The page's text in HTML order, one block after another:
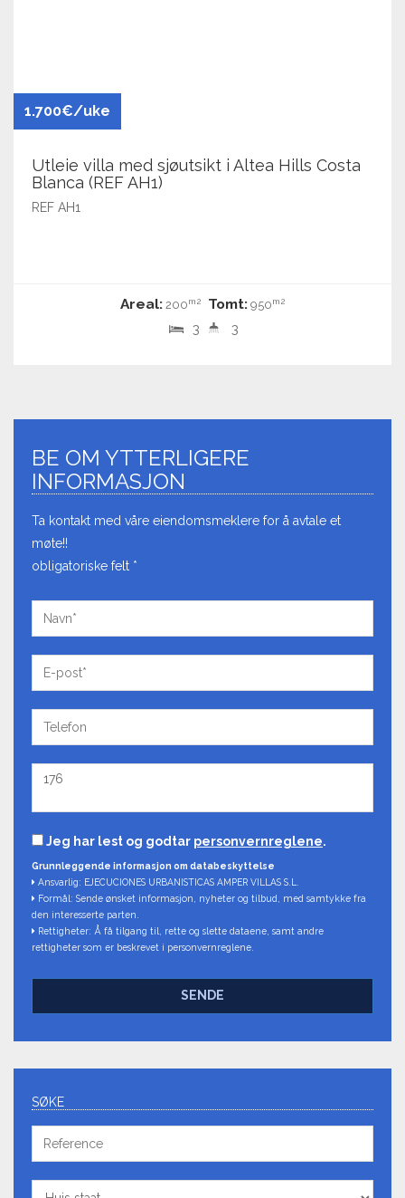
1.700€/uke
Utleie villa med sjøutsikt i Altea Hills Costa
Blanca (REF AH1)
REF AH1
Areal: 200m2 Tomt: 950m2
3 3
BE OM YTTERLIGERE
INFORMASJON
Ta kontakt med våre eiendomsmeklere for å avtale et
møte!!
obligatoriske felt *
Jeg har lest og godtar personvernreglene.
Grunnleggende informasjon om databeskyttelse
Ansvarlig: EJECUCIONES URBANISTICAS AMPER VILLAS S.L.
Formål: Sende ønsket informasjon, nyheter og tilbud, med samtykke fra
den interesserte parten.
Rettigheter: Å få tilgang til, rette og slette dataene, samt andre
rettigheter som er beskrevet i personvernreglene.
SENDE
SØKE
Reference
Huis